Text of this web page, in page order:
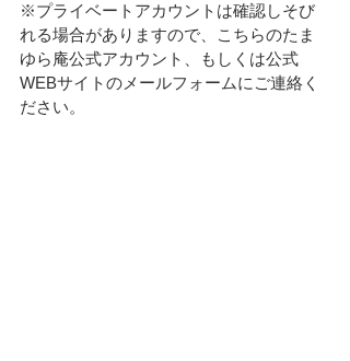
※プライベートアカウントは確認しそび
れる場合がありますので、こちらのたま
ゆら庵公式アカウント、もしくは公式
WEBサイトのメールフォームにご連絡く
ださい。